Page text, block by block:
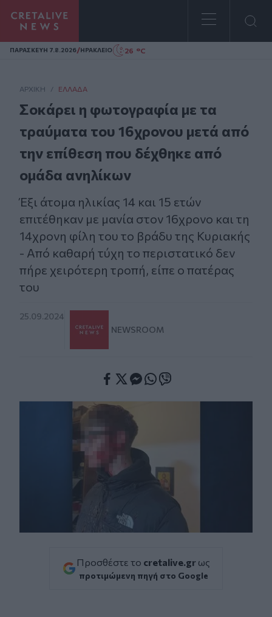
Homepage
ΠΑΡΑΣΚΕΥΗ 7.8.2026/ΗΡΑΚΛΕΙΟ 26 °C
ΑΡΧΙΚΗ / ΕΛΛΆΔΑ
Σοκάρει η φωτογραφία με τα
τραύματα του 16χρονου μετά από
την επίθεση που δέχθηκε από
ομάδα ανηλίκων
Έξι άτομα ηλικίας 14 και 15 ετών
επιτέθηκαν με μανία στον 16χρονο και τη
14χρονη φίλη του το βράδυ της Κυριακής
- Από καθαρή τύχη το περιστατικό δεν
πήρε χειρότερη τροπή, είπε ο πατέρας
του
25.09.2024
NEWSROOM
Προσθέστε το cretalive.gr ως
προτιμώμενη πηγή στο Google